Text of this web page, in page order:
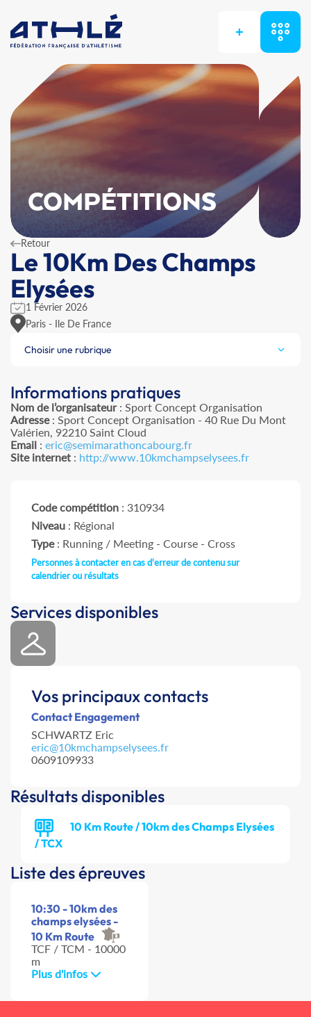
+
COMPÉTITIONS
Retour
Le 10Km Des Champs
Elysées
1 Février 2026
Paris - Ile De France
Choisir une rubrique
Informations pratiques
Nom de l’organisateur: Sport Concept Organisation
Adresse: Sport Concept Organisation - 40 Rue Du Mont
Valérien, 92210 Saint Cloud
Email : eric@semimarathoncabourg.fr
Site internet : http://www.10kmchampselysees.fr
Code compétition : 310934
Niveau : Régional
Type: Running / Meeting - Course - Cross
Personnes à contacter en cas d'erreur de contenu sur
calendrier ou résultats
Services disponibles
Vos principaux contacts
Contact Engagement
SCHWARTZ Eric
eric@10kmchampselysees.fr
0609109933
Résultats disponibles
10 Km Route / 10km des Champs Elysées
/ TCX
Liste des épreuves
10:30 - 10km des
champs elysées -
10 Km Route
TCF / TCM - 10000
m
Plus d'infos